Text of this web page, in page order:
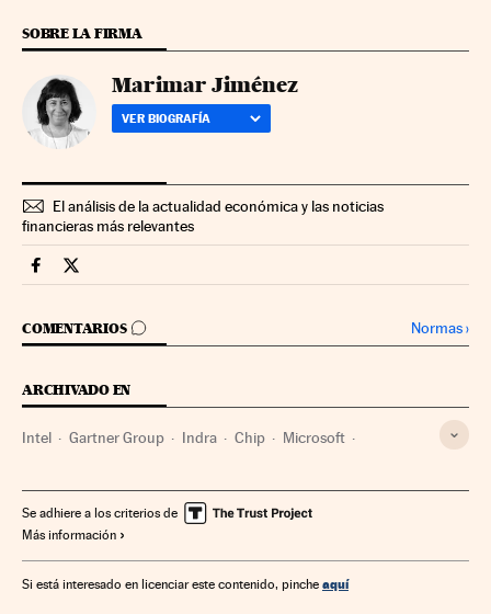
SOBRE LA FIRMA
Marimar Jiménez
VER BIOGRAFÍA
El análisis de la actualidad económica y las noticias
financieras más relevantes
Companias Cinco Días en Facebook
Companias Cinco Días en Twitter
COMENTARIOS
IR A LOS COMENTARIOS Normas›
ARCHIVADO EN
Intel Gartner Group Indra Chip Microsoft
Economía Industria
Se adhiere a los criterios de
Más información
Si está interesado en licenciar este contenido, pinche aquí